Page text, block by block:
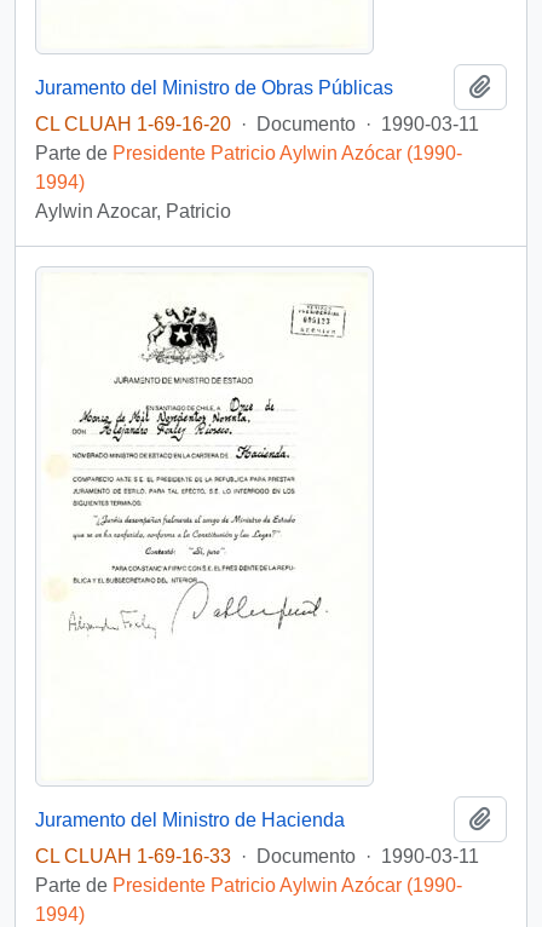
Juramento del Ministro de Obras Públicas
CL CLUAH 1-69-16-20 · Documento · 1990-03-11
Parte de Presidente Patricio Aylwin Azócar (1990-
1994)
Aylwin Azocar, Patricio
Juramento del Ministro de Hacienda
CL CLUAH 1-69-16-33 · Documento · 1990-03-11
Parte de Presidente Patricio Aylwin Azócar (1990-
1994)